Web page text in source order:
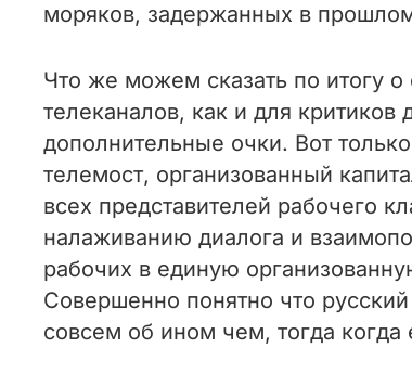
моряков, задержанных в
Что же можем сказать по итогу
телеканалов, как и для критиков
дополнительные очки. Вот
телемост, организованный
всех представителей рабочего
налаживанию диалога и
рабочих в единую
Совершенно понятно что
совсем об ином чем, тогда